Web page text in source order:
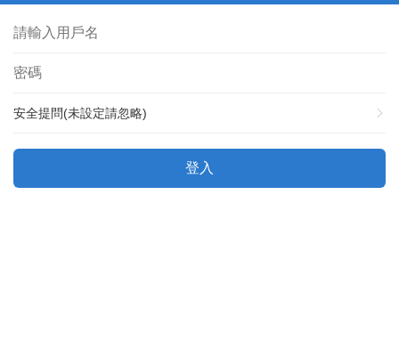
安全提問(未設定請忽略)
登入